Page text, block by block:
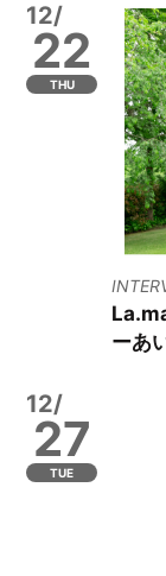
12/
22
THU
ーあ
12/
27
TUE